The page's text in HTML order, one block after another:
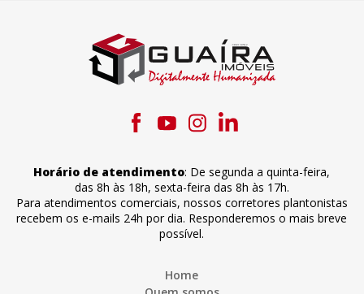
Horário de atendimento: De segunda a quinta-feira,
das 8h às 18h, sexta-feira das 8h às 17h.
Para atendimentos comerciais, nossos corretores plantonistas
recebem os e-mails 24h por dia. Responderemos o mais breve
possível.
Home